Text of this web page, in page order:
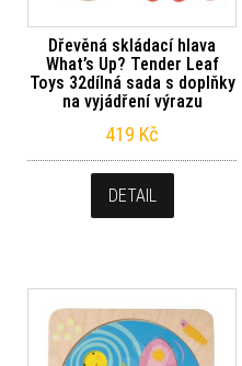
Dřevěná skládací hlava
What’s Up? Tender Leaf
Toys 32dílná sada s doplňky
na vyjádření výrazu
419 Kč
DETAIL